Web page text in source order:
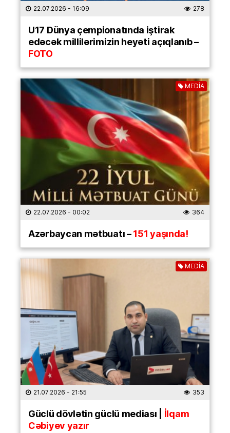
22.07.2026 - 16:09 278
U17 Dünya çempionatında iştirak
edəcək millilərimizin heyəti açıqlanıb –
FOTO
MEDİA
22.07.2026 - 00:02 364
Azərbaycan mətbuatı –151 yaşında!
MEDİA
21.07.2026 - 21:55 353
Güclü dövlətin güclü mediası | İlqam
Cəbiyev yazır